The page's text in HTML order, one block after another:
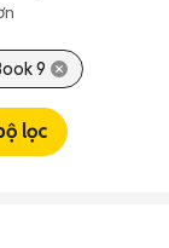
9
lọc